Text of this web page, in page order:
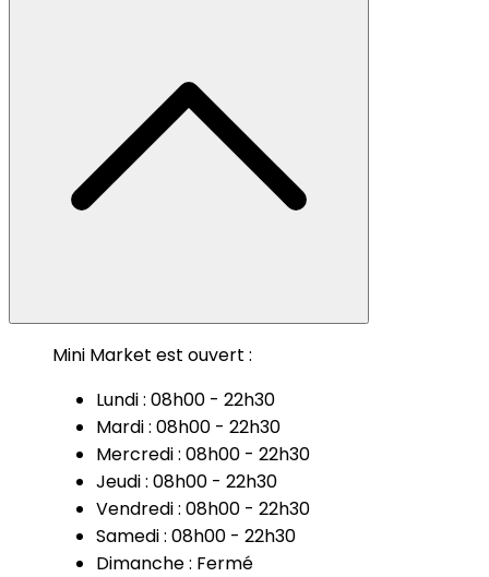
Mini Market est ouvert :
Lundi : 08h00 - 22h30
Mardi : 08h00 - 22h30
Mercredi : 08h00 - 22h30
Jeudi : 08h00 - 22h30
Vendredi : 08h00 - 22h30
Samedi : 08h00 - 22h30
Dimanche : Fermé